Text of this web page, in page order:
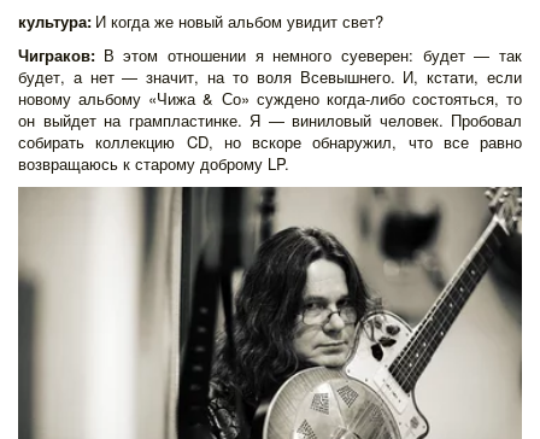
культура:И когда же новый альбом увидит свет?
Чиграков:В этом отношении я немного суеверен: будет — так
будет, а нет — значит, на то воля Всевышнего. И, кстати, если
новому альбому «Чижа & Со» суждено когда-либо состояться, то
он выйдет на грампластинке. Я — виниловый человек. Пробовал
собирать коллекцию CD, но вскоре обнаружил, что все равно
возвращаюсь к старому доброму LP.